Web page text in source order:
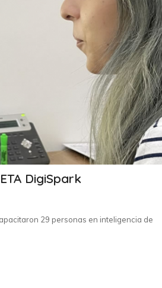
DigiSpark
29 personas en inteligencia de